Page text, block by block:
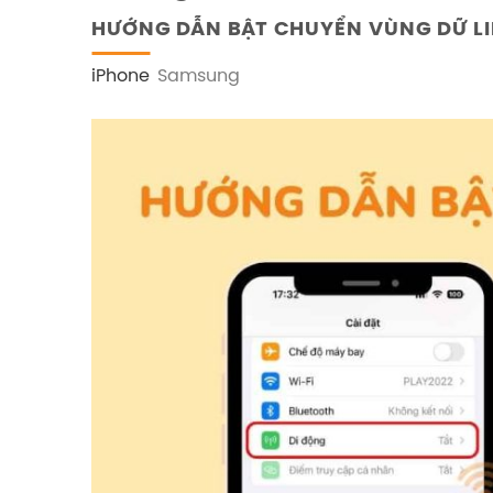
HƯỚNG DẪN BẬT CHUYỂN VÙNG DỮ
iPhone Samsung